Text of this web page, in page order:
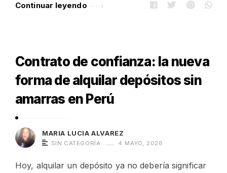
Continuar leyendo
Contrato de confianza: la nueva
forma de alquilar depósitos sin
amarras en Perú
MARIA LUCIA ALVAREZ
SIN CATEGORÍA 4 MAYO, 2026
Hoy, alquilar un depósito ya no debería significar